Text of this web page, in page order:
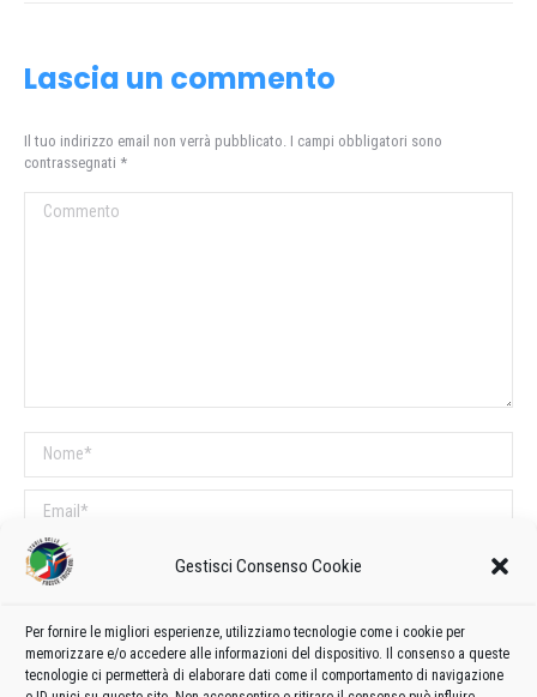
Gestisci Consenso Cookie
Per fornire le migliori esperienze, utilizziamo tecnologie come i cookie per
memorizzare e/o accedere alle informazioni del dispositivo. Il consenso a queste
tecnologie ci permetterà di elaborare dati come il comportamento di navigazione
Lascia un commento
Il tuo indirizzo email non verrà pubblicato. I campi obbligatori sono
contrassegnati *
Commento
Nome *
Email *
Sito web
COMMENTI SUL POST
Questo sito utilizza Akismet per ridurre lo spam.Scopri come vengono